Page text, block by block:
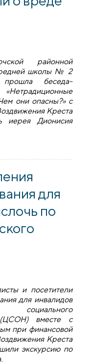
районной
школы № 2
беседа-
они опасны?» с
Креста
иерея Дионисия
для
по
и посетители
для инвалидов
социального
(ЦСОН) вместе с
при финансовой
Креста
экскурсию по